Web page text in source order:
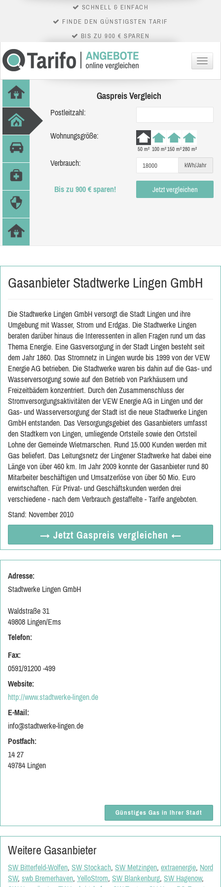
SCHNELL & EINFACH
FINDE DEN GÜNSTIGSTEN TARIF
BIS ZU 900 € SPAREN
Menü
Gaspreis Vergleich
Postleitzahl:
Wohnungsgröße:
50 m² 100 m²150 m²280 m²
Verbrauch: kWh/Jahr
Bis zu 900 € sparen! Jetzt vergleichen
Gasanbieter Stadtwerke Lingen GmbH
Die Stadtwerke Lingen GmbH versorgt die Stadt Lingen und ihre
Umgebung mit Wasser, Strom und Erdgas. Die Stadtwerke Lingen
beraten darüber hinaus die Interessenten in allen Fragen rund um das
Thema Energie. Eine Gasversorgung in der Stadt Lingen besteht seit
dem Jahr 1860. Das Stromnetz in Lingen wurde bis 1999 von der VEW
Energie AG betrieben. Die Stadtwerke waren bis dahin auf die Gas- und
Wasserversorgung sowie auf den Betrieb von Parkhäusern und
Freizeitbädern konzentriert. Durch den Zusammenschluss der
Stromversorgungsaktivitäten der VEW Energie AG in Lingen und der
Gas- und Wasserversorgung der Stadt ist die neue Stadtwerke Lingen
GmbH entstanden. Das Versorgungsgebiet des Gasanbieters umfasst
den Stadtkern von Lingen, umliegende Ortsteile sowie den Ortsteil
Lohne der Gemeinde Wietmarschen. Rund 15.000 Kunden werden mit
Gas beliefert. Das Leitungsnetz der Lingener Stadtwerke hat dabei eine
Länge von über 460 km. Im Jahr 2009 konnte der Gasanbieter rund 80
Mitarbeiter beschäftigen und Umsatzerlöse von über 50 Mio. Euro
erwirtschaften. Für Privat- und Geschäftskunden werden drei
verschiedene - nach dem Verbrauch gestaffelte - Tarife angeboten.
Stand: November 2010
→ Jetzt Gaspreis vergleichen ←
Adresse:
Stadtwerke Lingen GmbH
Waldstraße 31
49808 Lingen/Ems
Telefon:
Fax:
0591/91200 -499
Website:
http://www.stadtwerke-lingen.de
E-Mail:
info@stadtwerke-lingen.de
Postfach:
14 27
49784 Lingen
Günstiges Gas in Ihrer Stadt
Weitere Gasanbieter
SW Bitterfeld-Wolfen, SW Stockach, SW Metzingen, extraenergie, Nord
SW, swb Bremerhaven, YelloStrom, SW Blankenburg, SW Hagenow,